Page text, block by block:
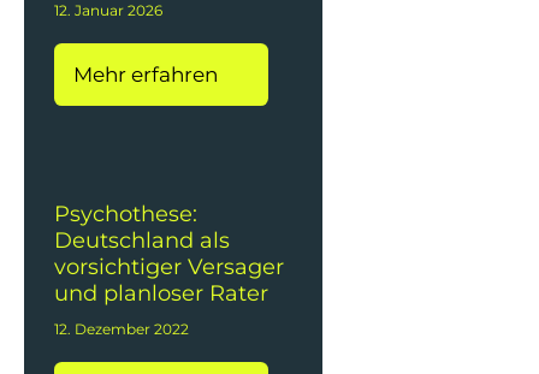
12. Januar 2026
Mehr erfahren
Psychothese:
Deutschland als
vorsichtiger Versager
und planloser Rater
12. Dezember 2022